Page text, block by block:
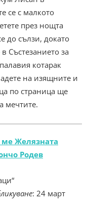
се с малкото
през нощта
до сълзи, докато
Състезанието за
котарак
на изящните и
по страница ще
мечтите.
Желязната
Родев
: 24 март